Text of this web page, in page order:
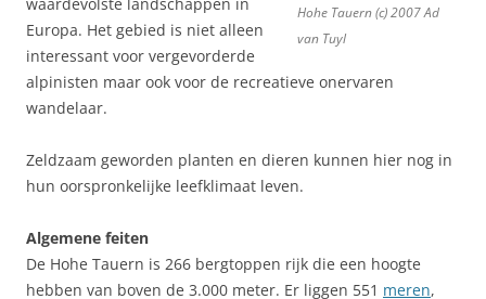
Hohe Tauern (c) 2007 Ad
van Tuyl
Europa. Het gebied is niet alleen
interessant voor vergevorderde
alpinisten maar ook voor de recreatieve onervaren
wandelaar.
Zeldzaam geworden planten en dieren kunnen hier nog in
hun oorspronkelijke leefklimaat leven.
Algemene feiten
De Hohe Tauern is 266 bergtoppen rijk die een hoogte
hebben van boven de 3.000 meter. Er liggen 551 meren,